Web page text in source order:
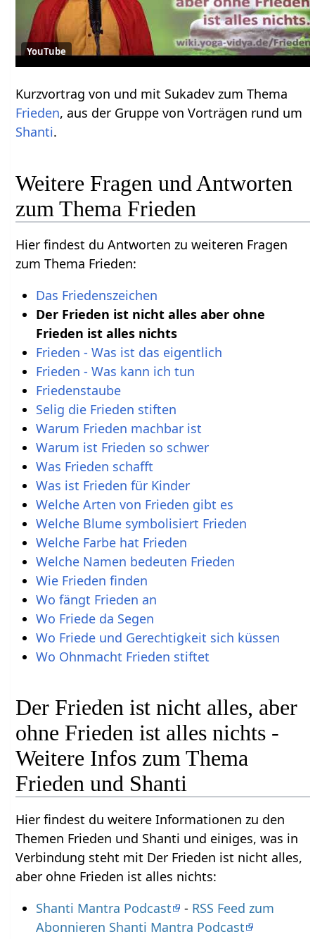
YouTube
Kurzvortrag von und mit Sukadev zum Thema
Frieden, aus der Gruppe von Vorträgen rund um
Shanti.
Weitere Fragen und Antworten
zum Thema Frieden
Hier findest du Antworten zu weiteren Fragen
zum Thema Frieden:
Das Friedenszeichen
Der Frieden ist nicht alles aber ohne
Frieden ist alles nichts
Frieden - Was ist das eigentlich
Frieden - Was kann ich tun
Friedenstaube
Selig die Frieden stiften
Warum Frieden machbar ist
Warum ist Frieden so schwer
Was Frieden schafft
Was ist Frieden für Kinder
Welche Arten von Frieden gibt es
Welche Blume symbolisiert Frieden
Welche Farbe hat Frieden
Welche Namen bedeuten Frieden
Wie Frieden finden
Wo fängt Frieden an
Wo Friede da Segen
Wo Friede und Gerechtigkeit sich küssen
Wo Ohnmacht Frieden stiftet
Der Frieden ist nicht alles, aber
ohne Frieden ist alles nichts -
Weitere Infos zum Thema
Frieden und Shanti
Hier findest du weitere Informationen zu den
Themen Frieden und Shanti und einiges, was in
Verbindung steht mit Der Frieden ist nicht alles,
aber ohne Frieden ist alles nichts:
Shanti Mantra Podcast
- RSS Feed zum
Abonnieren Shanti Mantra Podcast